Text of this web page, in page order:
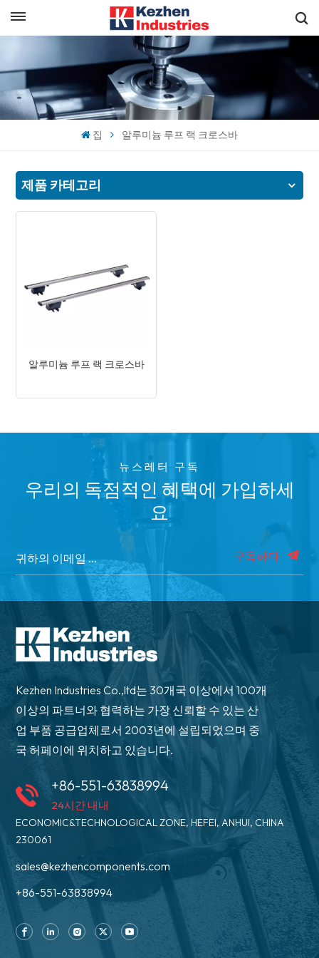
English
español
한국의
빠른 견적 받기
집 알루미늄 루프 랙 크로스바
제품 카테고리
알루미늄 루프 랙 크로스바
뉴스레터 구독
우리의 독점적인 혜택에 가입하세
요
구독하다
Kezhen Industries Co.,ltd는 30개국 이상에서 100개
이상의 파트너와 협력하는 가장 신뢰할 수 있는 산
업 부품 공급업체로서 2003년에 설립되었으며 중
국 허페이에 위치하고 있습니다.
+86-551-63838994
24시간 내내
ECONOMIC&TECHNOLOGICAL ZONE, HEFEI, ANHUI, CHINA
230061
sales@kezhencomponents.com
+86-551-63838994